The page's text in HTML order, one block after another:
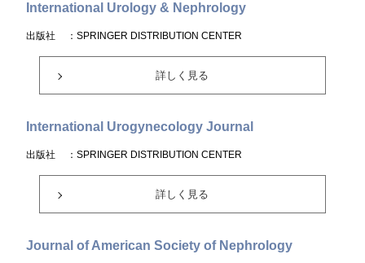
International Urology & Nephrology
出版社 ：SPRINGER DISTRIBUTION CENTER
詳しく見る
International Urogynecology Journal
出版社 ：SPRINGER DISTRIBUTION CENTER
詳しく見る
Journal of American Society of Nephrology